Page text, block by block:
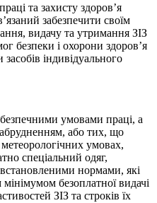
та захисту здоров’я
забезпечити своїм
видачу та утримання ЗІЗ
безпеки і охорони здоров’я
індивідуального
умовами праці, а
або тих, що
умовах,
спеціальний одяг,
встановленими нормами, які
безоплатної видачі
ЗІЗ та строків їх